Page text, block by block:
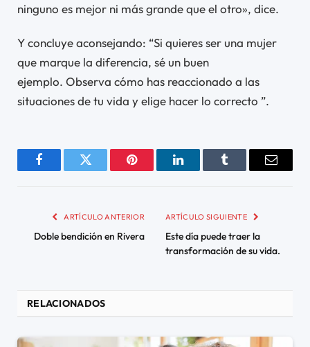
ninguno es mejor ni más grande que el otro», dice.
Y concluye aconsejando: “Si quieres ser una mujer
que marque la diferencia, sé un buen
ejemplo. Observa cómo has reaccionado a las
situaciones de tu vida y elige hacer lo correcto ”.
FacebookTwitter Pinterest LinkedInTumblr Email
ARTÍCULO ANTERIOR
Doble bendición en Rivera
ARTÍCULO SIGUIENTE
Este día puede traer la
transformación de su vida.
RELACIONADOS